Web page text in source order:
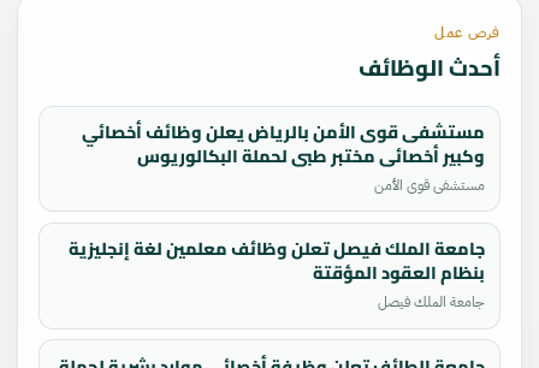
فرص عمل
أحدث الوظائف
مستشفى قوى الأمن بالرياض يعلن وظائف أخصائي
وكبير أخصائي مختبر طبي لحملة البكالوريوس
والماجستير
مستشفى قوى الأمن
جامعة الملك فيصل تعلن وظائف معلمين لغة إنجليزية
بنظام العقود المؤقتة
جامعة الملك فيصل